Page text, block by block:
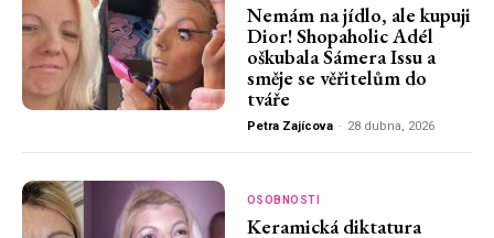
Nemám na jídlo, ale kupuji
Dior! Shopaholic Adél
oškubala Sámera Issu a
směje se věřitelům do
tváře
Petra Zajícova - 28 dubna, 2026
OSOBNOSTI
Keramická diktatura